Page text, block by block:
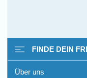
FINDE DEIN
Über uns